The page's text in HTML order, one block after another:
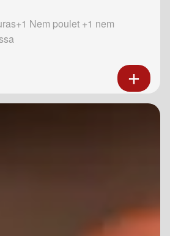
Nem poulet +1 nem